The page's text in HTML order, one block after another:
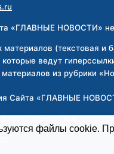
«ГЛАВНЫЕ НОВОСТИ» не
(текстовая и
ведут
из рубрики
Сайта «ГЛАВНЫЕ
файлы cookie.